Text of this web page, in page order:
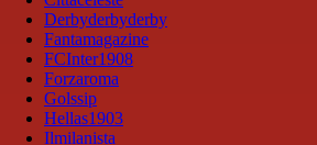
Derbyderbyderby
Fantamagazine
FCInter1908
Forzaroma
Golssip
Hellas1903
Ilmilanista